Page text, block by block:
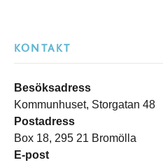
KONTAKT
Besöksadress
Kommunhuset, Storgatan 48
Postadress
Box 18, 295 21 Bromölla
E-post